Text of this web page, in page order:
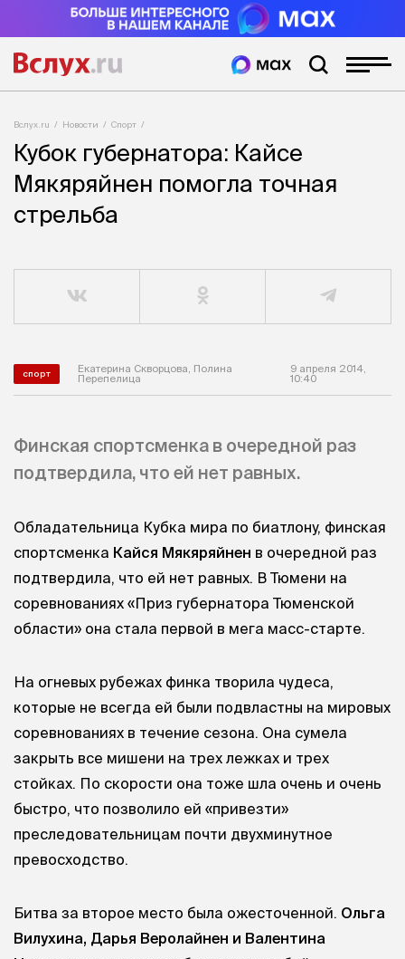
Вслух.ru Новости Спорт
Кубок губернатора: Кайсе
Мякяряйнен помогла точная
стрельба
спорт
Екатерина Скворцова, Полина
Перепелица
9 апреля 2014,
10:40
Финская спортсменка в очередной раз
подтвердила, что ей нет равных.
Обладательница Кубка мира по биатлону, финская
спортсменка Кайся Мякяряйнен в очередной раз
подтвердила, что ей нет равных. В Тюмени на
соревнованиях «Приз губернатора Тюменской
области» она стала первой в мега масс-старте.
На огневых рубежах финка творила чудеса,
которые не всегда ей были подвластны на мировых
соревнованиях в течение сезона. Она сумела
закрыть все мишени на трех лежках и трех
стойках. По скорости она тоже шла очень и очень
быстро, что позволило ей «привезти»
преследовательницам почти двухминутное
превосходство.
Битва за второе место была ожесточенной. Ольга
Вилухина, Дарья Веролайнен и Валентина